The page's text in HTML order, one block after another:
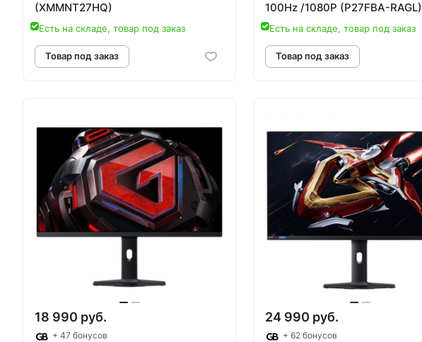
(XMMNT27HQ)
Есть на складе, товар под заказ
Товар под заказ
100Hz /1080P (P27FBA-RAGL)
Есть на складе, товар под заказ
Товар под заказ
18 990 руб.
+ 47 бонусов
24 990 руб.
+ 62 бонусов